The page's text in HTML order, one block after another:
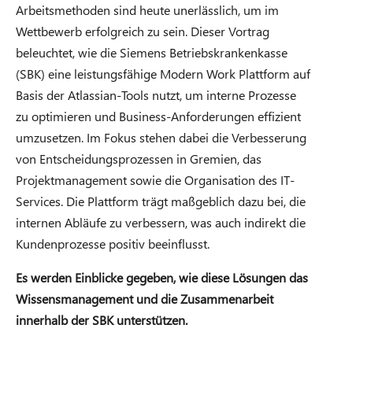
Arbeitsmethoden sind heute unerlässlich, um im
Wettbewerb erfolgreich zu sein. Dieser Vortrag
beleuchtet, wie die Siemens Betriebskrankenkasse
(SBK) eine leistungsfähige Modern Work Plattform auf
Basis der Atlassian-Tools nutzt, um interne Prozesse
zu optimieren und Business-Anforderungen effizient
umzusetzen. Im Fokus stehen dabei die Verbesserung
von Entscheidungsprozessen in Gremien, das
Projektmanagement sowie die Organisation des IT-
Services. Die Plattform trägt maßgeblich dazu bei, die
internen Abläufe zu verbessern, was auch indirekt die
Kundenprozesse positiv beeinflusst.
Es werden Einblicke gegeben, wie diese Lösungen das
Wissensmanagement und die Zusammenarbeit
innerhalb der SBK unterstützen.